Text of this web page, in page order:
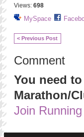
Views: 698
MySpace
< Previous Post
Comment
You need
Marathon/
Join